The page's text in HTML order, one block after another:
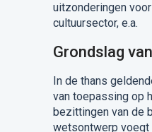
uitzonderingen
cultuursector, e.a.
Grondslag
In de thans
van toepassing op
bezittingen van de
wetsontwerp voegt